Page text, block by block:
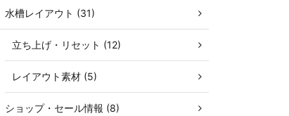
水槽レイアウト (31)
立ち上げ・リセット (12)
レイアウト素材 (5)
ショップ・セール情報 (8)